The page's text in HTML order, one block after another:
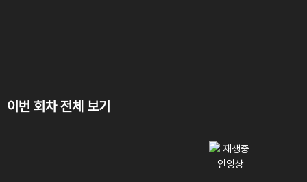
이번 회차 전체 보기